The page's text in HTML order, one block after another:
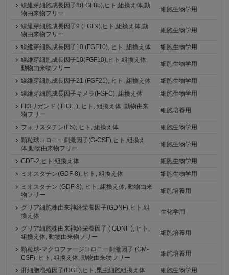
線維芽細胞成長因子8(FGF8b),ヒト,組換え体,動
物由来物フリー
細胞生物学用
線維芽細胞成長因子9 (FGF9),ヒト,組換え体,動
物由来物フリー
細胞生物学用
線維芽細胞成長因子10 (FGF10), ヒト, 組換え体
細胞生物学用
線維芽細胞成長因子10(FGF10),ヒト,組換え体,
動物由来物フリー
細胞生物学用
線維芽細胞成長因子21 (FGF21), ヒト, 組換え体
細胞生物学用
線維芽細胞成長因子キメラ(FGFC), 組換え体
細胞生物学用
Flt3リガンド ( Flt3L ), ヒト, 組換え体, 動物由来
物フリー
細胞培養用
フォリスタチン(FS), ヒト, 組換え体
細胞生物学用
顆粒球コロニー刺激因子(G-CSF),ヒト,組換え
体,動物由来物フリー
細胞生物学用
GDF-2,ヒト,組換え体
細胞生物学用
ミオスタチン(GDF-8), ヒト, 組換え体
細胞生物学用
ミオスタチン (GDF-8), ヒト, 組換え体, 動物由来
物フリー
細胞培養用
グリア細胞株由来神経栄養因子(GDNF),ヒト,組
換え体
生化学用
グリア細胞株由来神経栄養因子 ( GDNF ), ヒト,
組換え体, 動物由来物フリー
細胞培養用
顆粒球-マクロファージコロニー刺激因子 (GM-
CSF), ヒト, 組換え体, 動物由来物フリー
細胞培養用
肝細胞増殖因子(HGF),ヒト,昆虫細胞組換え体
細胞生物学用